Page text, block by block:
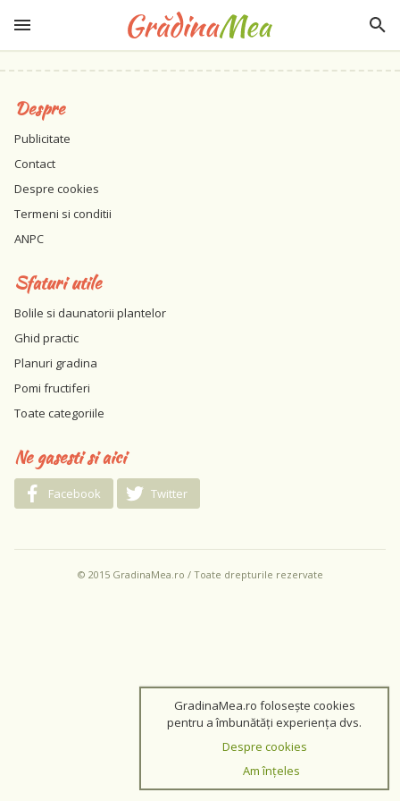
Despre
Publicitate
Contact
Despre cookies
Termeni si conditii
ANPC
Sfaturi utile
Bolile si daunatorii plantelor
Ghid practic
Planuri gradina
Pomi fructiferi
Toate categoriile
Ne gasesti si aici
Facebook Twitter
© 2015 GradinaMea.ro / Toate drepturile rezervate
GradinaMea.ro folosește cookies
pentru a îmbunătăți experiența dvs.
Despre cookies
Am înțeles